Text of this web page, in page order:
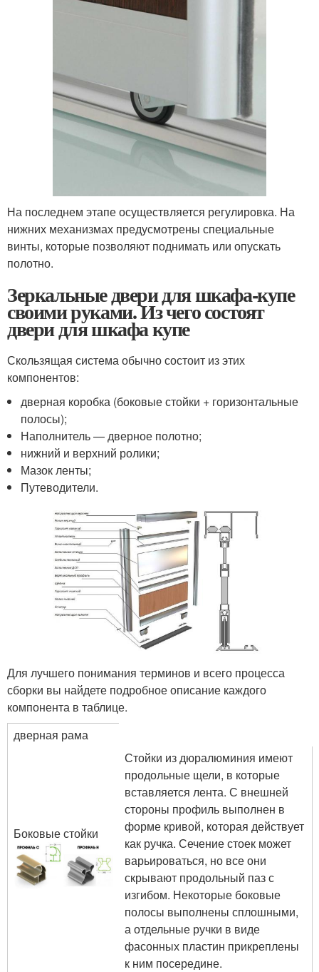
На последнем этапе осуществляется регулировка. На
нижних механизмах предусмотрены специальные
винты, которые позволяют поднимать или опускать
полотно.
Зеркальные двери для шкафа-купе
своими руками. Из чего состоят
двери для шкафа купе
Скользящая система обычно состоит из этих
компонентов:
дверная коробка (боковые стойки + горизонтальные
полосы);
Наполнитель — дверное полотно;
нижний и верхний ролики;
Мазок ленты;
Путеводители.
Для лучшего понимания терминов и всего процесса
сборки вы найдете подробное описание каждого
компонента в таблице.
дверная рама
Боковые стойки
Стойки из дюралюминия имеют
продольные щели, в которые
вставляется лента. С внешней
стороны профиль выполнен в
форме кривой, которая действует
как ручка. Сечение стоек может
варьироваться, но все они
скрывают продольный паз с
изгибом. Некоторые боковые
полосы выполнены сплошными,
а отдельные ручки в виде
фасонных пластин прикреплены
к ним посередине.